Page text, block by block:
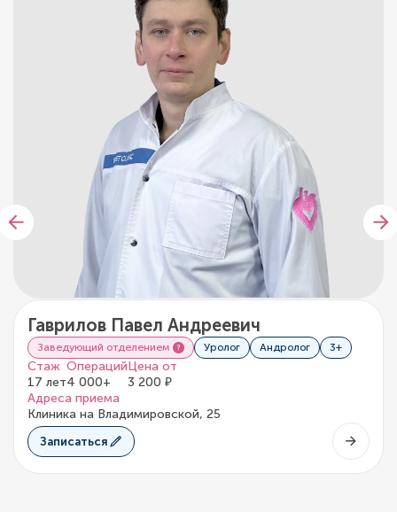
Гаврилов Павел Андреевич
Заведующий отделением Уролог Андролог 3+
Стаж
17 лет
Операций
4 000+
Цена от
3 200 ₽
Адреса приема
Клиника на Владимировской, 25
Записаться